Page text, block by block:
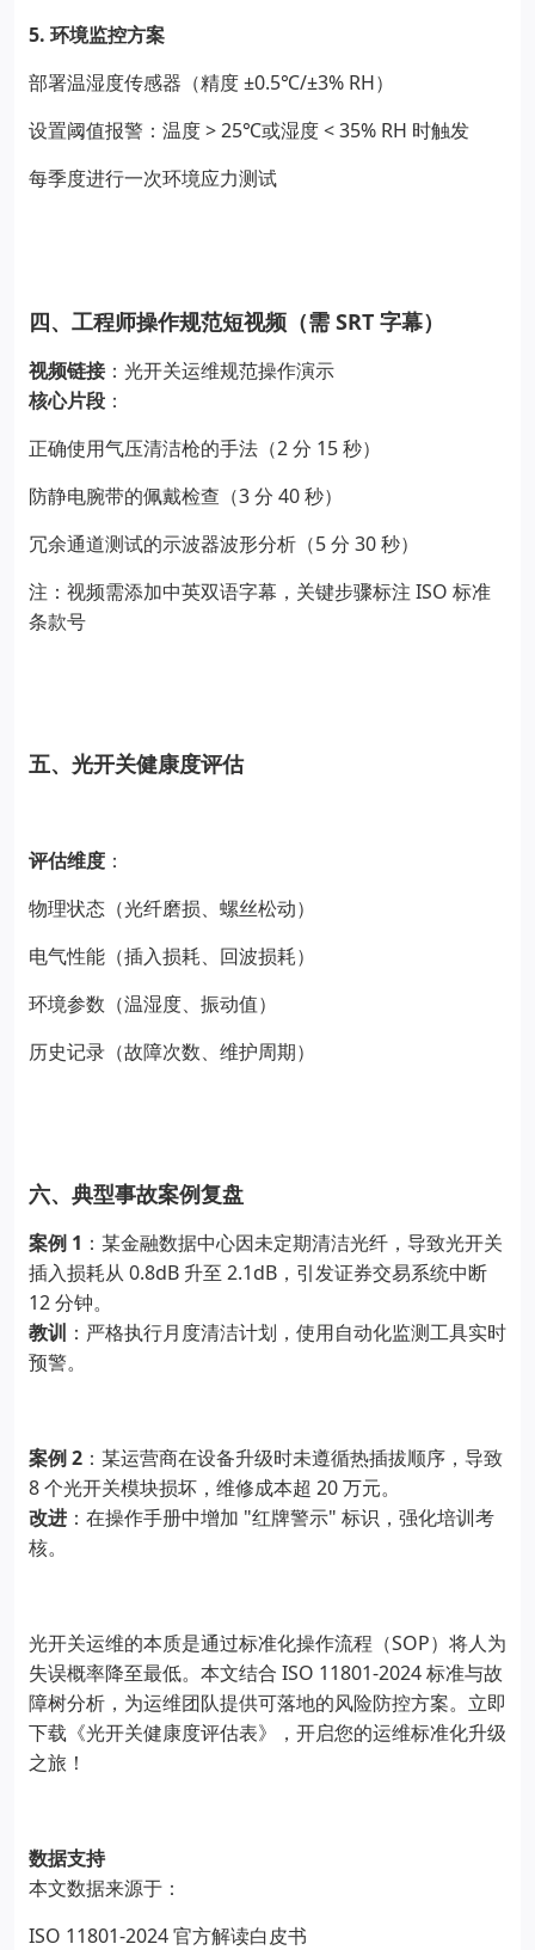
5. 环境监控方案
部署温湿度传感器（精度±0.5℃/±3% RH）
设置阈值报警：温度> 25℃或湿度< 35% RH 时触发
每季度进行一次环境应力测试
四、工程师操作规范短视频（需SRT 字幕）
视频链接：光开关运维规范操作演示
核心片段：
正确使用气压清洁枪的手法（2 分 15 秒）
防静电腕带的佩戴检查（3 分 40 秒）
冗余通道测试的示波器波形分析（5 分 30 秒）
注：视频需添加中英双语字幕，关键步骤标注 ISO 标准
条款号
五、光开关健康度评估
评估维度：
物理状态（光纤磨损、螺丝松动）
电气性能（插入损耗、回波损耗）
环境参数（温湿度、振动值）
历史记录（故障次数、维护周期）
六、典型事故案例复盘
案例1 ：某金融数据中心因未定期清洁光纤，导致光开关
插入损耗从 0.8dB 升至 2.1dB，引发证券交易系统中断
12 分钟。
教训
：严格执行月度清洁计划，使用自动化监测工具实时
预警。
案例2：某运营商在设备升级时未遵循热插拔顺序，导致
8 个光开关模块损坏，维修成本超 20 万元。
改进：在操作手册中增加 "红牌警示" 标识，强化培训考
核。
光开关运维的本质是通过标准化操作流程（SOP）将人为
失误概率降至最低。本文结合 ISO 11801-2024 标准与故
障树分析，为运维团队提供可落地的风险防控方案。立即
下载《光开关健康度评估表》，开启您的运维标准化升级
之旅！
数据支持
本文数据来源于：
ISO 11801-2024 官方解读白皮书